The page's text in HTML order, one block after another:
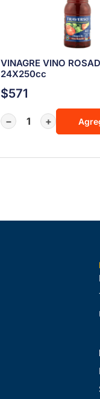
VINAGRE VINO
24X250cc
$571
− +